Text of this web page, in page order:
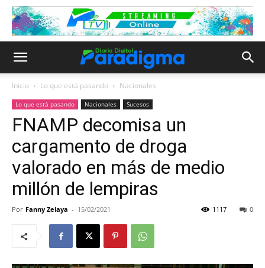
Inicio Lo que está pasando Nacionales
Lo que está pasando Nacionales Sucesos
FNAMP decomisa un
cargamento de droga
valorado en más de medio
millón de lempiras
Por Fanny Zelaya - 15/02/2021 0
1117